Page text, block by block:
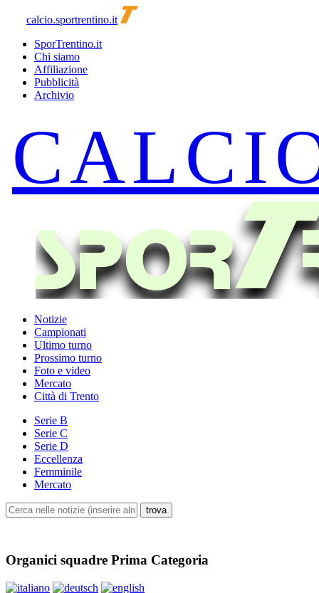
calcio.sportrentino.it
SporTrentino.it
Chi siamo
Affiliazione
Pubblicità
Archivio
Notizie
Campionati
Ultimo turno
Prossimo turno
Foto e video
Mercato
Città di Trento
Serie B
Serie C
Serie D
Eccellenza
Femminile
Mercato
Organici squadre Prima Categoria